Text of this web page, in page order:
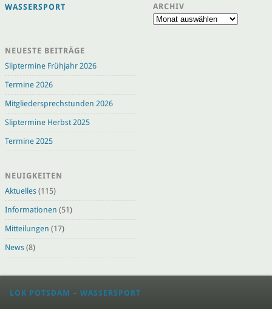
WASSERSPORT
NEUESTE BEITRÄGE
Sliptermine Frühjahr 2026
Termine 2026
Mitgliedersprechstunden 2026
Sliptermine Herbst 2025
Termine 2025
NEUIGKEITEN
Aktuelles(115)
Informationen (51)
Mitteilungen (17)
News(8)
ARCHIV
Archiv
LOK POTSDAM – WASSERSPORT